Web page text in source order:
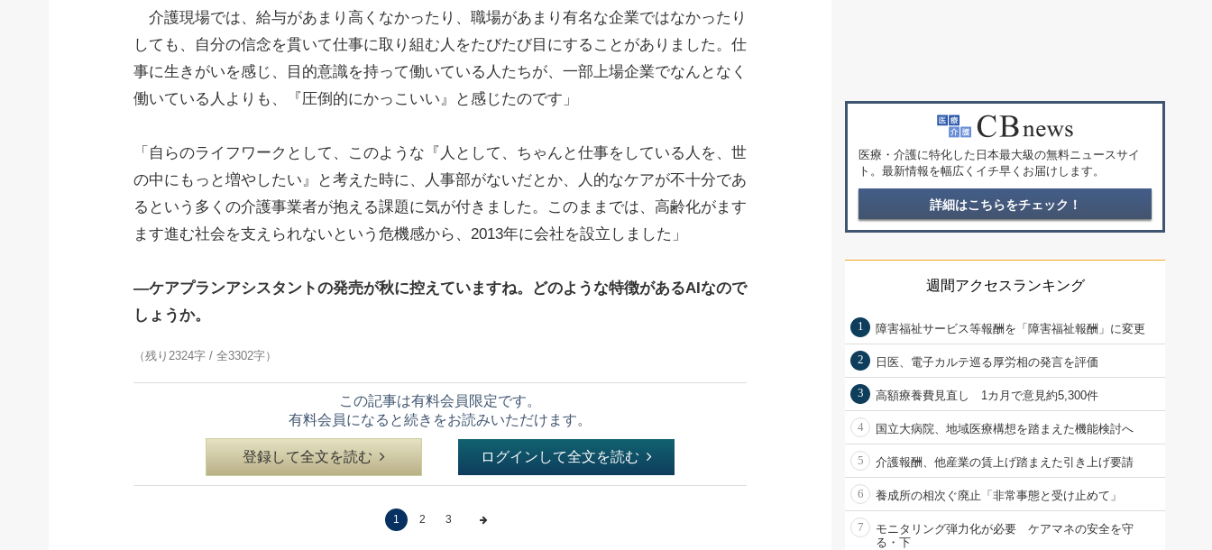
介護現場では、給与があまり高くなかったり、職場があまり有名な企業ではなかったり
しても、自分の信念を貫いて仕事に取り組む人をたびたび目にすることがありました。仕
事に生きがいを感じ、目的意識を持って働いている人たちが、一部上場企業でなんとなく
働いている人よりも、『圧倒的にかっこいい』と感じたのです」
「自らのライフワークとして、このような『人として、ちゃんと仕事をしている人を、世
の中にもっと増やしたい』と考えた時に、人事部がないだとか、人的なケアが不十分であ
るという多くの介護事業者が抱える課題に気が付きました。このままでは、高齢化がます
ます進む社会を支えられないという危機感から、2013年に会社を設立しました」
―ケアプランアシスタントの発売が秋に控えていますね。どのような特徴があるAIなので
しょうか。
（残り2324字 / 全3302字）
この記事は有料会員限定です。
有料会員になると続きをお読みいただけます。
登録して全文を読む ログインして全文を読む
1 2 3
医療・介護に特化した日本最大級の無料ニュースサイ
ト。最新情報を幅広くイチ早くお届けします。
詳細はこちらをチェック！
週間アクセスランキング
1 障害福祉サービス等報酬を「障害福祉報酬」に変更
2 日医、電子カルテ巡る厚労相の発言を評価
3 高額療養費見直し 1カ月で意見約5,300件
4 国立大病院、地域医療構想を踏まえた機能検討へ
5 介護報酬、他産業の賃上げ踏まえた引き上げ要請
6 養成所の相次ぐ廃止「非常事態と受け止めて」
7
モニタリング弾力化が必要 ケアマネの安全を守
る・下